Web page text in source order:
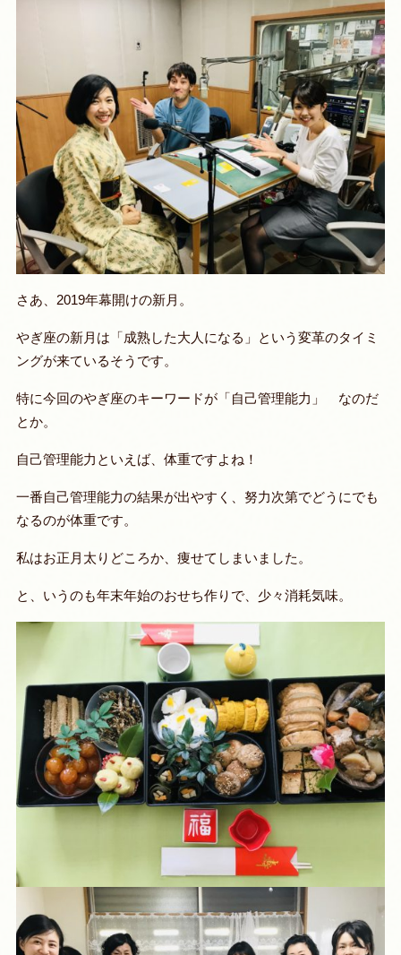
さあ、2019年幕開けの新月。
やぎ座の新月は「成熟した大人になる」という変革のタイミ
ングが来ているそうです。
特に今回のやぎ座のキーワードが「自己管理能力」 なのだ
とか。
自己管理能力といえば、体重ですよね！
一番自己管理能力の結果が出やすく、努力次第でどうにでも
なるのが体重です。
私はお正月太りどころか、痩せてしまいました。
と、いうのも年末年始のおせち作りで、少々消耗気味。